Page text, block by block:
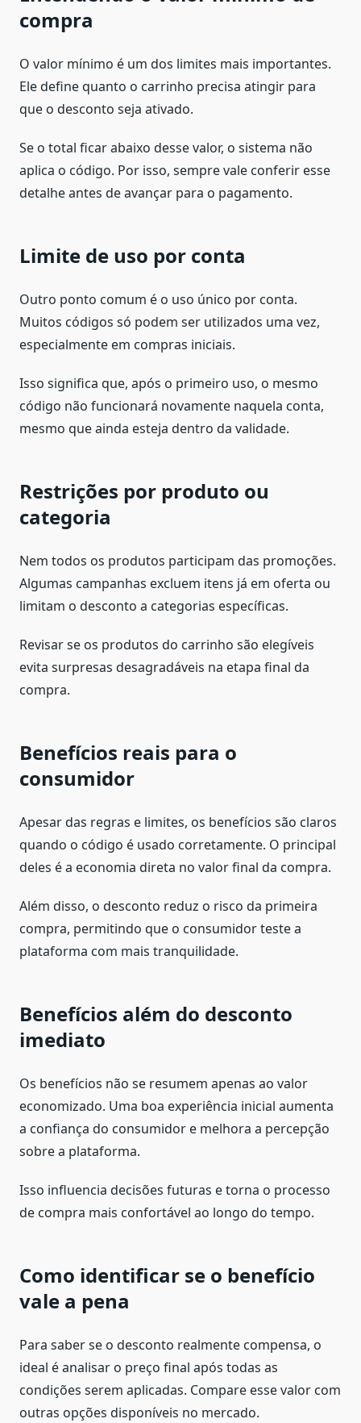
compra
O valor mínimo é um dos limites mais importantes.
Ele define quanto o carrinho precisa atingir para
que o desconto seja ativado.
Se o total ficar abaixo desse valor, o sistema não
aplica o código. Por isso, sempre vale conferir esse
detalhe antes de avançar para o pagamento.
Limite de uso por conta
Outro ponto comum é o uso único por conta.
Muitos códigos só podem ser utilizados uma vez,
especialmente em compras iniciais.
Isso significa que, após o primeiro uso, o mesmo
código não funcionará novamente naquela conta,
mesmo que ainda esteja dentro da validade.
Restrições por produto ou
categoria
Nem todos os produtos participam das promoções.
Algumas campanhas excluem itens já em oferta ou
limitam o desconto a categorias específicas.
Revisar se os produtos do carrinho são elegíveis
evita surpresas desagradáveis na etapa final da
compra.
Benefícios reais para o
consumidor
Apesar das regras e limites, os benefícios são claros
quando o código é usado corretamente. O principal
deles é a economia direta no valor final da compra.
Além disso, o desconto reduz o risco da primeira
compra, permitindo que o consumidor teste a
plataforma com mais tranquilidade.
Benefícios além do desconto
imediato
Os benefícios não se resumem apenas ao valor
economizado. Uma boa experiência inicial aumenta
a confiança do consumidor e melhora a percepção
sobre a plataforma.
Isso influencia decisões futuras e torna o processo
de compra mais confortável ao longo do tempo.
Como identificar se o benefício
vale a pena
Para saber se o desconto realmente compensa, o
ideal é analisar o preço final após todas as
condições serem aplicadas. Compare esse valor com
outras opções disponíveis no mercado.